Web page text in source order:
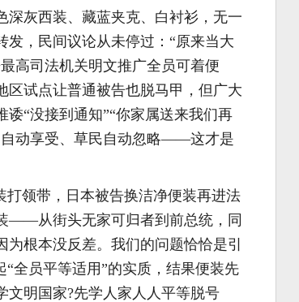
深灰西装、藏蓝夹克、白衬衫，无一
发，民间议论从未停过：“原来当大
高司法机关明文推广全员可着便
试点让普通被告也脱马甲，但广大
“没接到通知”“你家属送来我们再
自动享受、草民自动忽略——这才是
打领带，日本被告换洁净便装再进法
——从街头无家可归者到前总统，同
根本没反差。我们的问题恰恰是引
全员平等适用”的实质，结果便装先
文明国家?先学人家人人平等脱号